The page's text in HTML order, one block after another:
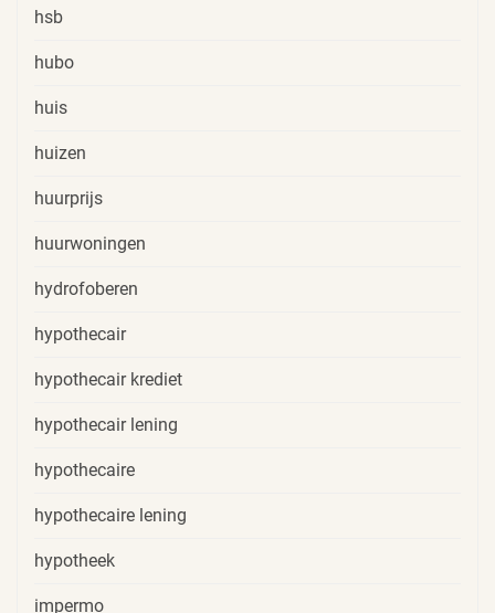
hsb
hubo
huis
huizen
huurprijs
huurwoningen
hydrofoberen
hypothecair
hypothecair krediet
hypothecair lening
hypothecaire
hypothecaire lening
hypotheek
impermo